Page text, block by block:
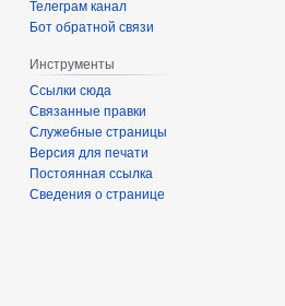
Телеграм канал
Бот обратной связи
Инструменты
Ссылки сюда
Связанные правки
Служебные страницы
Версия для печати
Постоянная ссылка
Сведения о странице